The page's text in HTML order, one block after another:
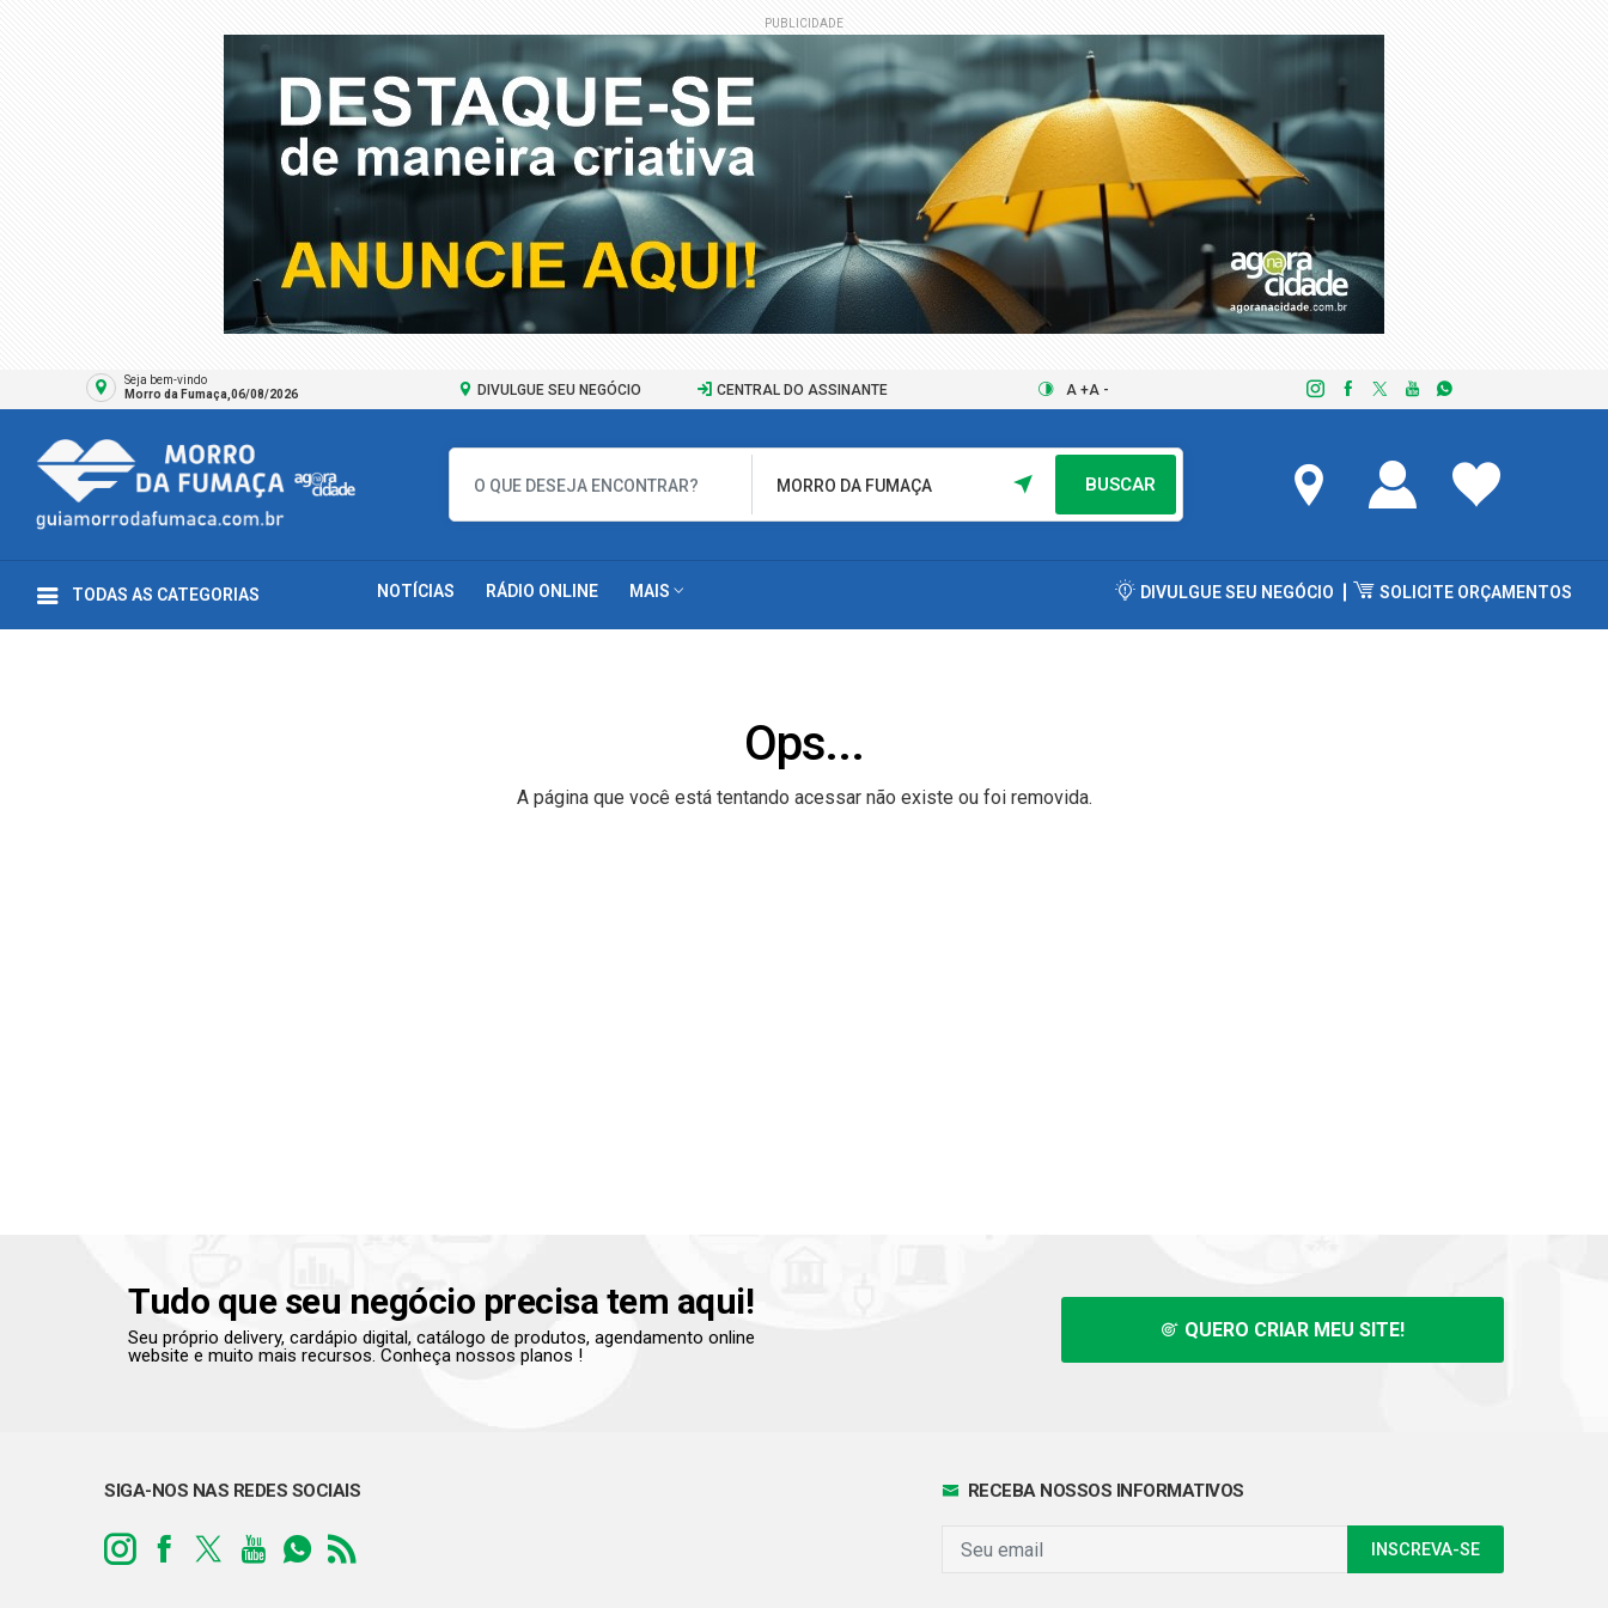
PUBLICIDADE
Seja bem-vindo
Morro da Fumaça,06/08/2026
DIVULGUE SEU NEGÓCIO CENTRAL DO ASSINANTE A +A -
TODAS AS CATEGORIAS NOTÍCIAS RÁDIO ONLINE MAIS DIVULGUE SEU NEGÓCIO SOLICITE ORÇAMENTOS
Ops...
A página que você está tentando acessar não existe ou foi removida.
Tudo que seu negócio precisa tem aqui!
Seu próprio delivery, cardápio digital, catálogo de produtos, agendamento online
website e muito mais recursos. Conheça nossos planos !
QUERO CRIAR MEU SITE!
SIGA-NOS NAS REDES SOCIAIS RECEBA NOSSOS INFORMATIVOS
INSCREVA-SE